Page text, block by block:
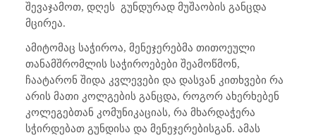
შევაჯამოთ, დღეს გუნდურად მუშაობის განცდა
მცირეა.
ამიტომაც საჭიროა, მენეჯერებმა თითოეული
თანამშრომლის საჭიროებები შეამოწმონ,
ჩაატარონ შიდა კვლევები და დასვან კითხვები რა
არის მათი კოლგების განცდა, როგორ ახერხებენ
კოლეგებთან კომუნიკაციას, რა მხარდაჭერა
სჭირდებათ გუნდისა და მენეჯერებისგან. ამას